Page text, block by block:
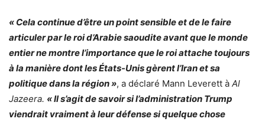
« Cela continue d’être un point sensible et de le faire
articuler par le roi d’Arabie saoudite avant que le monde
entier ne montre l’importance que le roi attache toujours
à la manière dont les États-Unis gèrent l’Iran et sa
politique dans la région », a déclaré Mann Leverett à Al
Jazeera. « Il s’agit de savoir si l’administration Trump
viendrait vraiment à leur défense si quelque chose